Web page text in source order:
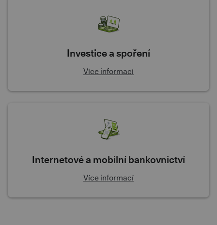
Investice a spoření
Více informací
Internetové a mobilní bankovnictví
Více informací